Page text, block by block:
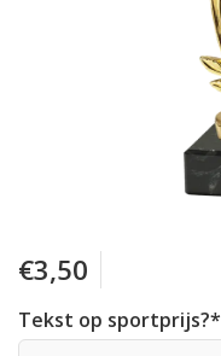
€3,50
Tekst op sportprijs?*